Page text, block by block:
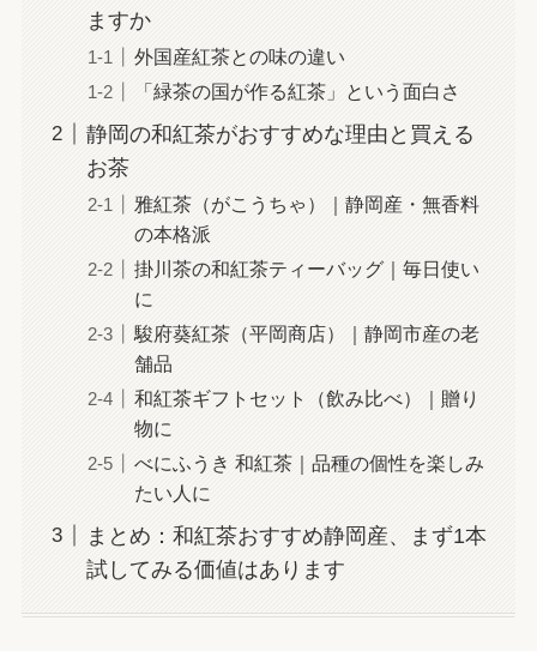
ますか
外国産紅茶との味の違い
「緑茶の国が作る紅茶」という面白さ
静岡の和紅茶がおすすめな理由と買える
お茶
雅紅茶（がこうちゃ）｜静岡産・無香料
の本格派
掛川茶の和紅茶ティーバッグ｜毎日使い
に
駿府葵紅茶（平岡商店）｜静岡市産の老
舗品
和紅茶ギフトセット（飲み比べ）｜贈り
物に
べにふうき 和紅茶｜品種の個性を楽しみ
たい人に
まとめ：和紅茶おすすめ静岡産、まず1本
試してみる価値はあります